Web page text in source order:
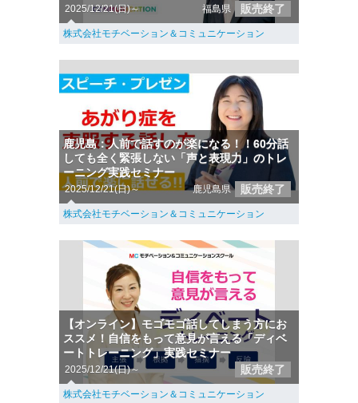
2025/12/21(日)～ 福島県 販売終了
株式会社モチベーション＆コミュニケーション
鹿児島：人前で話すのが楽になる！！60分話
しても全く緊張しない「声と表現力」のトレ
ーニング実践セミナー
2025/12/21(日)～ 鹿児島県 販売終了
株式会社モチベーション＆コミュニケーション
【オンライン】モゴモゴ話してしまう方にお
ススメ！自信をもって意見が言える「ディベ
ートトレーニング」実践セミナー
2025/12/21(日)～ 販売終了
株式会社モチベーション＆コミュニケーション